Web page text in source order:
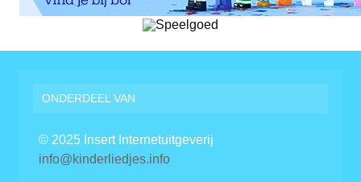
ONDERDEEL VAN
© 2025 Insert Internetuitgeverij
info@kinderliedjes.info